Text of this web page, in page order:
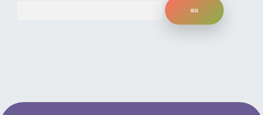
yeni giriş adresi